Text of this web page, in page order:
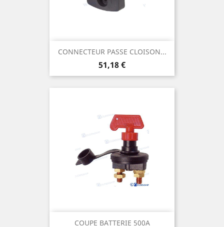
CONNECTEUR PASSE CLOISON...
Prix
51,18 €
COUPE BATTERIE 500A